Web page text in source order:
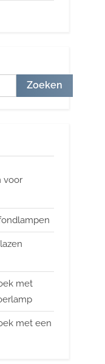
Zoeken
voor
met
met een